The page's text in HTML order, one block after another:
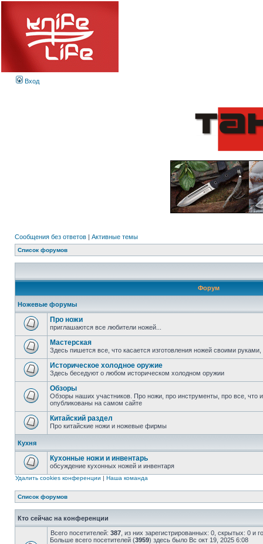
Вход
Сообщения без ответов | Активные темы
Список форумов
Форум
Ножевые форумы
Про ножи
приглашаются все любители ножей...
Мастерская
Здесь пишется все, что касается изготовления ножей своими
Историческое холодное оружие
Здесь беседуют о любом историческом холодном оружии
Обзоры
Обзоры наших участников. Про ножи, про инструменты, про все, что
опубликованы на самом сайте
Китайский раздел
Про китайские ножи и ножевые фирмы
Кухня
Кухонные ножи и инвентарь
обсуждение кухонных ножей и инвентаря
Удалить cookies конференции | Наша команда
Список форумов
Кто сейчас на конференции
Всего посетителей: 387 , из них зарегистрированных: 0, скрытых: 0 и
Больше всего посетителей (3959) здесь было Вс окт 19, 2025 6:08